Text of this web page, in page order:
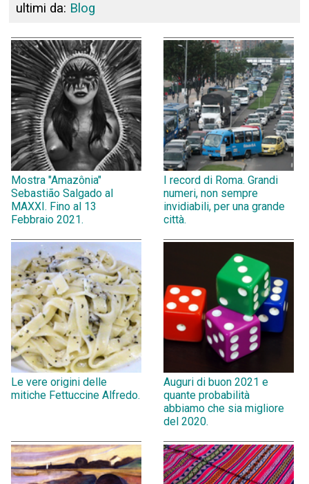
ultimi da: Blog
Mostra "Amazônia"
Sebastião Salgado al
MAXXI. Fino al 13
Febbraio 2021.
I record di Roma. Grandi
numeri, non sempre
invidiabili, per una grande
città.
Le vere origini delle
mitiche Fettuccine Alfredo.
Auguri di buon 2021 e
quante probabilità
abbiamo che sia migliore
del 2020.